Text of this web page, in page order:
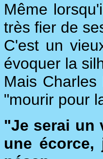
Même
très fier de
C'est un
évoquer la
Mais
"mourir pour
"Je serai un
une